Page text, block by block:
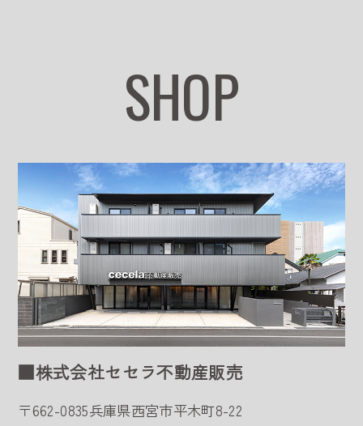
SHOP
■株式会社セセラ不動産販売
〒662-0835兵庫県西宮市平木町8-22